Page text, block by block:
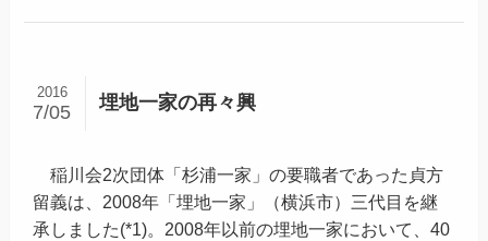
埋地一家の再々興
2016
7/05
稲川会2次団体「杉浦一家」の要職者であった貞方
留義は、2008年「埋地一家」（横浜市）三代目を継
承しました(*1)。2008年以前の埋地一家において、40